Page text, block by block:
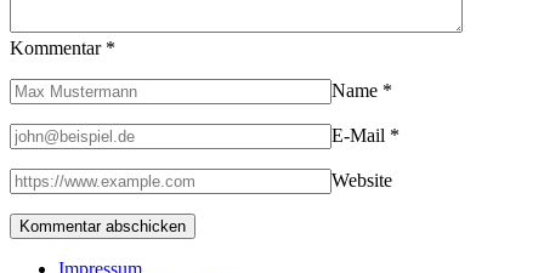
Kommentar *
Name *
E-Mail *
Website